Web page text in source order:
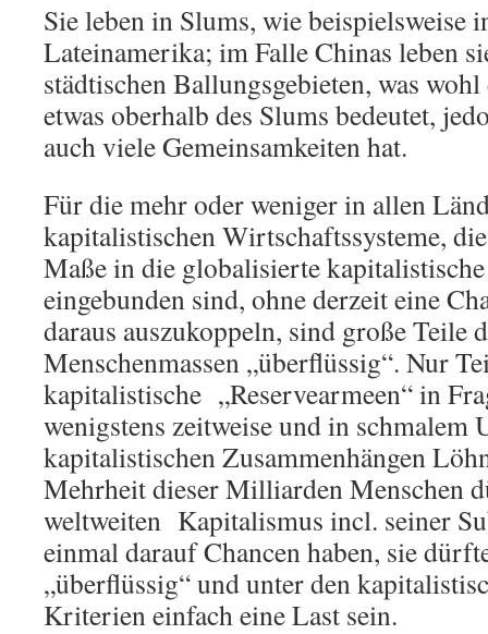
Sie leben in Slums, wie beispielsweise
Lateinamerika; im Falle Chinas leben
städtischen Ballungsgebieten, was
etwas oberhalb des Slums bedeutet,
auch viele Gemeinsamkeiten hat.
Für die mehr oder weniger in allen
kapitalistischen Wirtschaftssysteme,
Maße in die globalisierte
eingebunden sind, ohne derzeit eine
daraus auszukoppeln, sind große Teile
Menschenmassen „überflüssig“. Nur
kapitalistische „Reservearmeen“ in
wenigstens zeitweise und in schmalem
kapitalistischen Zusammenhängen
Mehrheit dieser Milliarden Menschen
weltweiten Kapitalismus incl. seiner
einmal darauf Chancen haben, sie
„überflüssig“ und unter den
Kriterien einfach eine Last sein.